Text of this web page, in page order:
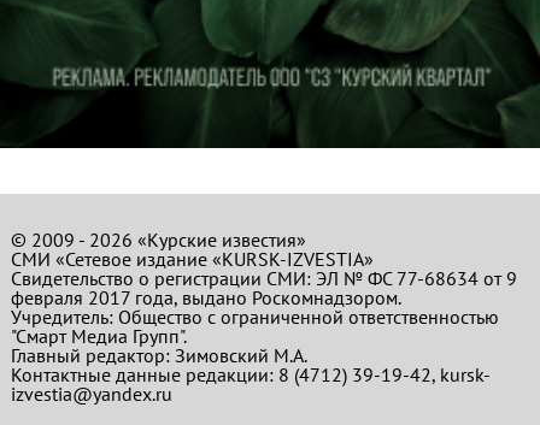
© 2009 - 2026 «Курские известия»
СМИ «Сетевое издание «KURSK-IZVESTIA»
Свидетельство о регистрации СМИ: ЭЛ № ФС 77-68634 от 9
февраля 2017 года, выдано Роскомнадзором.
Учредитель: Общество с ограниченной ответственностью
"Смарт Медиа Групп".
Главный редактор:Зимовский М.А.
Контактные данные редакции: 8 (4712) 39-19-42, kursk-
izvestia@yandex.ru